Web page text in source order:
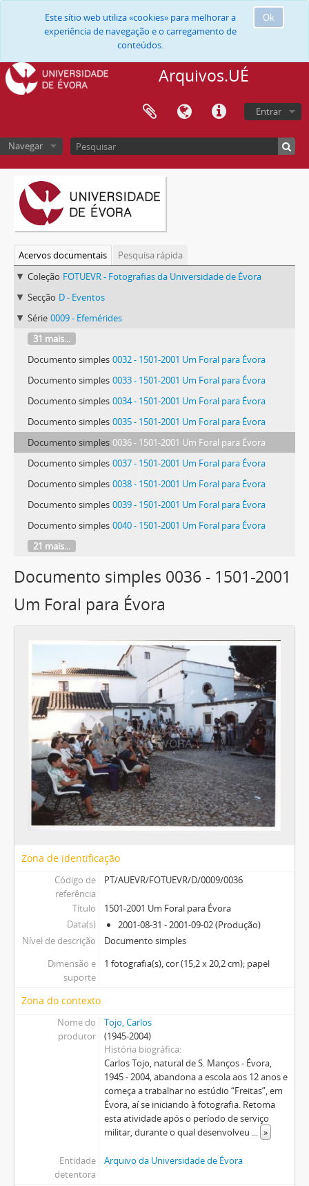
Ok
Este sítio web utiliza «cookies» para melhorar a
experiência de navegação e o carregamento de
conteúdos.
Arquivos.UÉ
Entrar
Navegar
Acervos documentais
Pesquisa rápida
Coleção FOTUEVR - Fotografias da Universidade de Évora
Secção D - Eventos
Série 0009 - Efemérides
31 mais...
Documento simples 0032 - 1501-2001 Um Foral para Évora
Documento simples 0033 - 1501-2001 Um Foral para Évora
Documento simples 0034 - 1501-2001 Um Foral para Évora
Documento simples 0035 - 1501-2001 Um Foral para Évora
Documento simples 0036 - 1501-2001 Um Foral para Évora
Documento simples 0037 - 1501-2001 Um Foral para Évora
Documento simples 0038 - 1501-2001 Um Foral para Évora
Documento simples 0039 - 1501-2001 Um Foral para Évora
Documento simples 0040 - 1501-2001 Um Foral para Évora
21 mais...
Documento simples 0036 - 1501-2001
Um Foral para Évora
Zona de identificação
Código de
referência
PT/AUEVR/FOTUEVR/D/0009/0036
Título
1501-2001 Um Foral para Évora
Data(s)
2001-08-31 - 2001-09-02 (Produção)
Nível de descrição
Documento simples
Dimensão e
suporte
1 fotografia(s), cor (15,2 x 20,2 cm); papel
Zona do contexto
Nome do
produtor
Tojo, Carlos
(1945-2004)
História biográfica
Carlos Tojo, natural de S. Manços - Évora,
1945 - 2004, abandona a escola aos 12 anos e
começa a trabalhar no estúdio “Freitas”, em
Évora, aí se iniciando à fotografia. Retoma
esta atividade após o período de serviço
militar, durante o qual desenvolveu ... »
Entidade
detentora
Arquivo da Universidade de Évora